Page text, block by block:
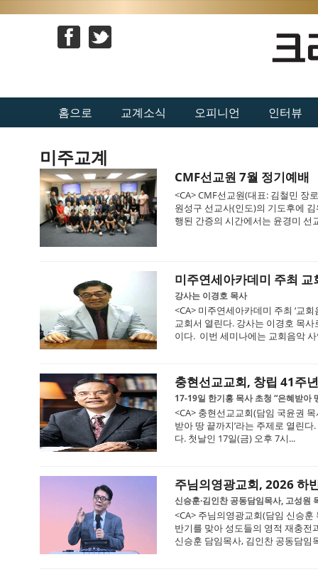
홈으로 교계소식 오피니언 인터뷰
미주교계
CMF선교원 7월 정기예배
<CA> CMF선교원(대표: 김철민 장
원성구 선교사(인도)의 기도후에
행된 간증의 시간에서는 윤경미 선
미주연세아카데미 주최
강사는 이경호 목사
<CA> 미주연세아카데미 주최 ‘교
교회서 열린다. 강사는 이경호 목
이다. 이번 세미나에는 교회음악
충현선교교회, 창립 41주
17-19일 한기홍 목사 초청 “은혜받아
<CA> 충현선교교회(담임 국윤권
받아 땅 끝까지’라는 주제로 열린
다. 첫날인 17일(금) 오후 7시...
주님의영광교회, 2026 하
신승훈·김인찬 공동담임목사, 고성
<CA> 주님의영광교회(담임 신승
반기를 맞아 성도들의 영적 재충
신승훈 담임목사, 김인찬 공동담임